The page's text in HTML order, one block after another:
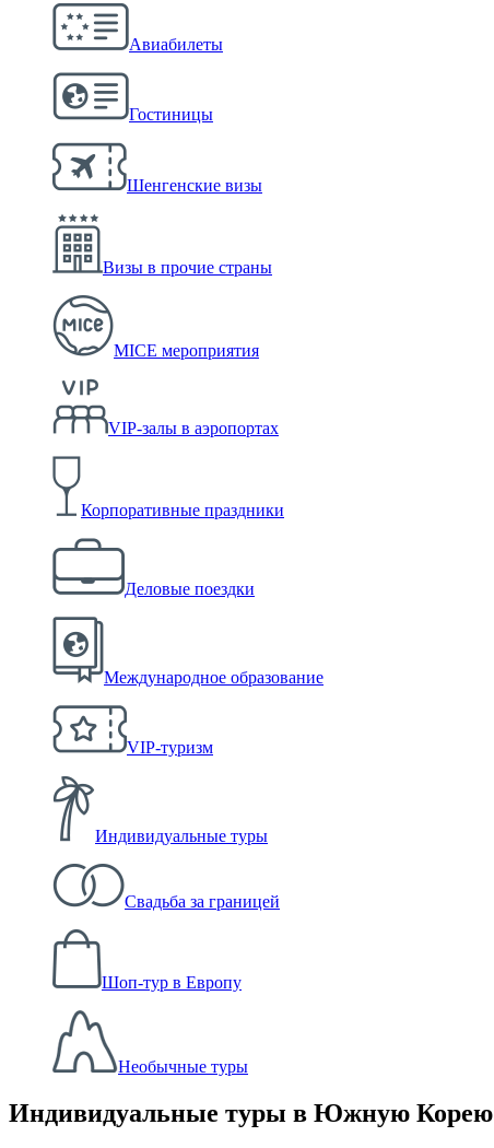
Авиабилеты
Гостиницы
Шенгенские визы
Визы в прочие страны
MICE мероприятия
VIP-залы в аэропортах
Корпоративные праздники
Деловые поездки
Международное образование
VIP-туризм
Индивидуальные туры
Свадьба за границей
Шоп-тур в Европу
Необычные туры
Индивидуальные туры в Южную Корею